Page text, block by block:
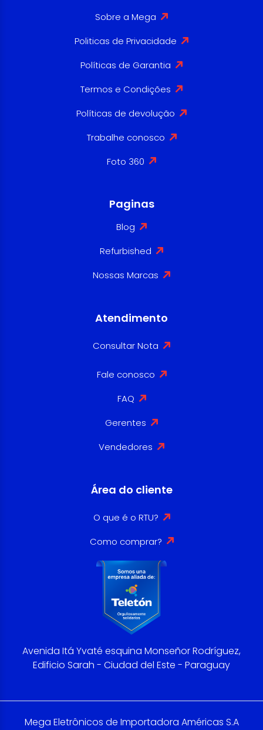
Sobre a Mega
Politicas de Privacidade
Políticas de Garantia
Termos e Condições
Políticas de devolução
Trabalhe conosco
Foto 360
Paginas
Blog
Refurbished
Nossas Marcas
Atendimento
Consultar Nota
Fale conosco
FAQ
Gerentes
Vendedores
Área do cliente
O que é o RTU?
Como comprar?
Avenida Itá Yvaté esquina Monseñor Rodríguez,
Edificio Sarah - Ciudad del Este - Paraguay
Mega Eletrônicos de Importadora Américas S.A